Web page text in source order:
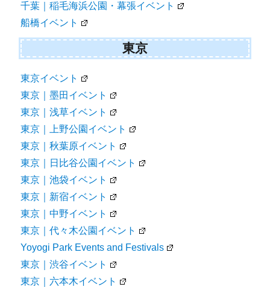
千葉｜稲毛海浜公園・幕張イベント
船橋イベント
東京
東京イベント
東京｜墨田イベント
東京｜浅草イベント
東京｜上野公園イベント
東京｜秋葉原イベント
東京｜日比谷公園イベント
東京｜池袋イベント
東京｜新宿イベント
東京｜中野イベント
東京｜代々木公園イベント
Yoyogi Park Events and Festivals
東京｜渋谷イベント
東京｜六本木イベント